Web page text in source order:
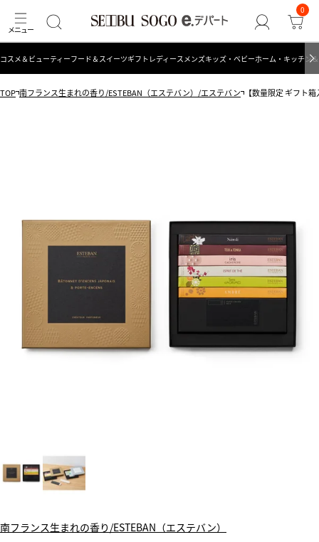
0
コスメ＆ビューティーフード＆スイーツギフト レディース メンズキッズ・ベビーホーム・キッチン
TOP 南フランス生まれの香り/ESTEBAN（エステバン）/エステバン 【数量限定 ギフト
南フランス生まれの香り/ESTEBAN（エステバン）